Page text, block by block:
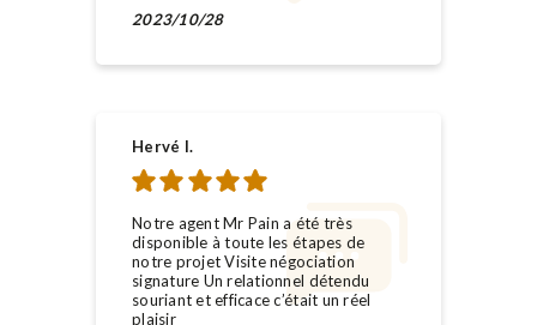
2023/10/28
Hervé l.
Notre agent Mr Pain a été très
disponible à toute les étapes de
notre projet Visite négociation
signature Un relationnel détendu
souriant et efficace c’était un réel
plaisir